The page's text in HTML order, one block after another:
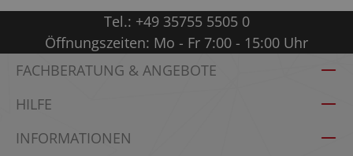
mit Zarge
Tel.: +49 35755 5505 0
Öffnungszeiten: Mo - Fr 7:00 - 15:00 Uhr
FACHBERATUNG & ANGEBOTE
HILFE
INFORMATIONEN